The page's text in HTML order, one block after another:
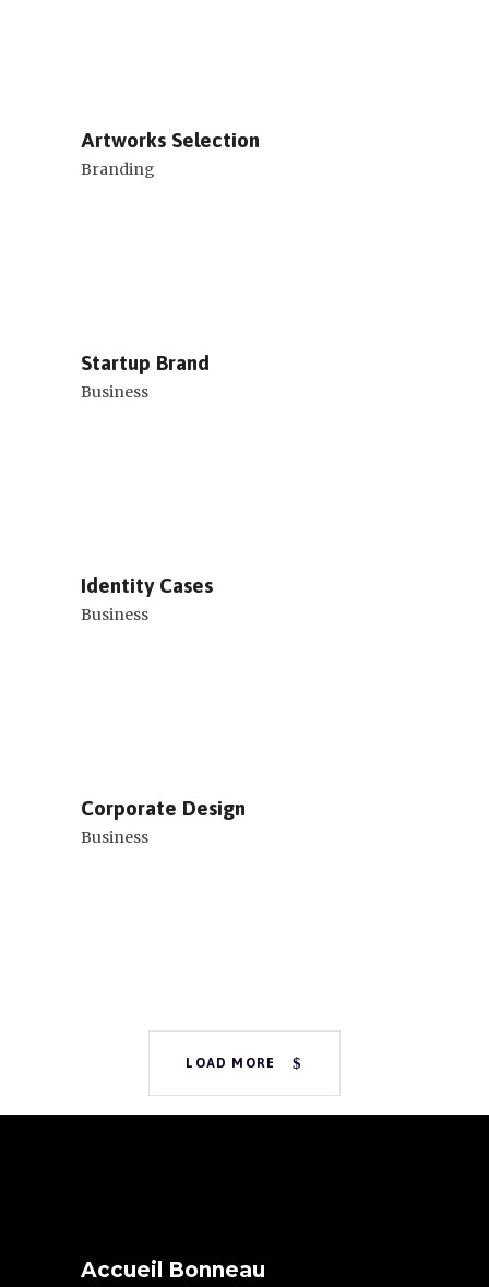
Artworks Selection
Branding
Startup Brand
Business
Identity Cases
Business
Corporate Design
Business
LOAD MORE
Accueil Bonneau